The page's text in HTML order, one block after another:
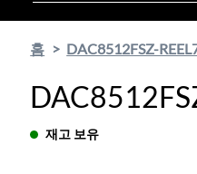
홈 DAC8512FSZ-
재고 보유